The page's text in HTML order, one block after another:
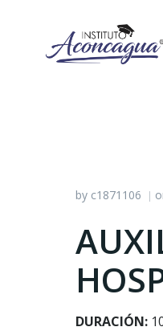
contenido
by c1871106 |
DURACIÓN: